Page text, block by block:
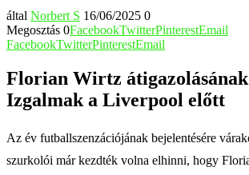
által Norbert S 16/06/2025 0
Megosztás 0FacebookTwitterPinterestEmail
FacebookTwitterPinterestEmail
Florian Wirtz átigazolásának
Izgalmak a Liverpool előtt
Az év futballszenzációjának bejelentésére
szurkolói már kezdték volna elhinni, hogy